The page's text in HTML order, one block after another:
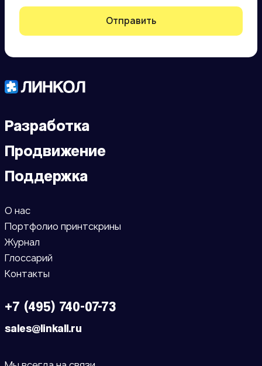
Отправить
Разработка
Продвижение
Поддержка
О нас
Портфолио принтскрины
Журнал
Глоссарий
Контакты
+7 (495) 740-07-73
sales@linkall.ru